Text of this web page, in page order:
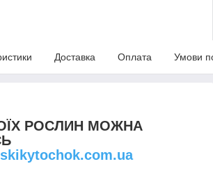
Доставка Оплата Умови
РОСЛИН МОЖНА